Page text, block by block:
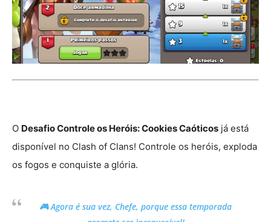
O Desafio Controle os Heróis: Cookies Caóticos já está
disponível no Clash of Clans! Controle os heróis, exploda
os fogos e conquiste a glória.
🎮 Agora é sua vez, Chefe, porque essa temporada